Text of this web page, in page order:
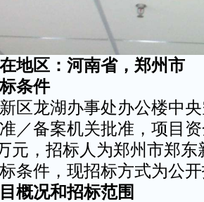
区：河南省，郑州市
条件
龙湖办事处办公楼中央
／备案机关批准，项目
元，招标人为郑州市郑
条件，现招标方式为公
况和招标范围